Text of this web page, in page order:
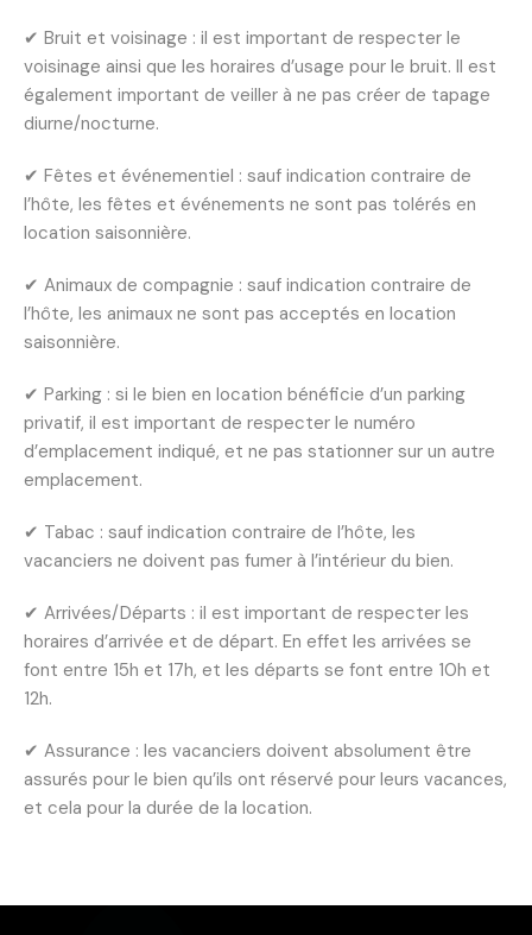
✔ Bruit et voisinage : il est important de respecter le
voisinage ainsi que les horaires d’usage pour le bruit. Il est
également important de veiller à ne pas créer de tapage
diurne/nocturne.
✔ Fêtes et événementiel : sauf indication contraire de
l’hôte, les fêtes et événements ne sont pas tolérés en
location saisonnière.
✔ Animaux de compagnie : sauf indication contraire de
l’hôte, les animaux ne sont pas acceptés en location
saisonnière.
✔ Parking : si le bien en location bénéficie d’un parking
privatif, il est important de respecter le numéro
d’emplacement indiqué, et ne pas stationner sur un autre
emplacement.
✔ Tabac : sauf indication contraire de l’hôte, les
vacanciers ne doivent pas fumer à l’intérieur du bien.
✔ Arrivées/Départs : il est important de respecter les
horaires d’arrivée et de départ. En effet les arrivées se
font entre 15h et 17h, et les départs se font entre 10h et
12h.
✔ Assurance : les vacanciers doivent absolument être
assurés pour le bien qu’ils ont réservé pour leurs vacances,
et cela pour la durée de la location.